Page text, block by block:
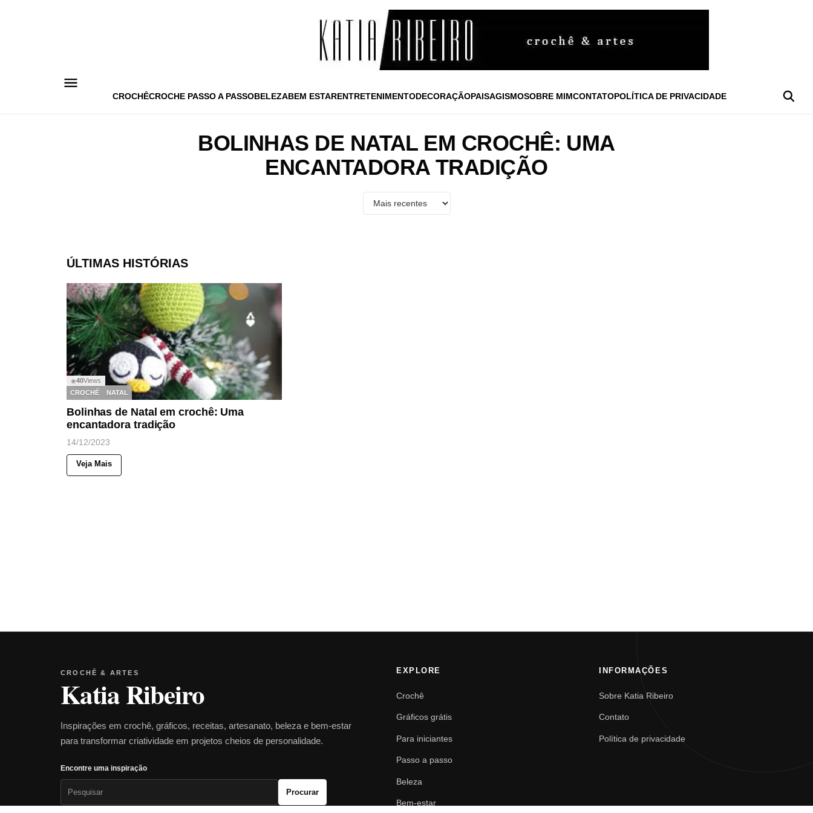
CROCHÊCROCHE PASSO A PASSOBELEZABEM ESTARENTRETENIMENTODECORAÇÃOPAISAGISMOSOBRE MIMCONTATOPOLÍTICA DE PRIVACIDADE
BOLINHAS DE NATAL EM CROCHÊ: UMA
ENCANTADORA TRADIÇÃO
ÚLTIMAS HISTÓRIAS
◉40Views
CROCHÊ
NATAL
Bolinhas de Natal em crochê: Uma
encantadora tradição
14/12/2023
Veja Mais
CROCHÊ & ARTES
Katia Ribeiro
Inspirações em crochê, gráficos, receitas, artesanato, beleza e bem-estar
para transformar criatividade em projetos cheios de personalidade.
Encontre uma inspiração
Procurar
EXPLORE
Crochê
Gráficos grátis
Para iniciantes
Passo a passo
Beleza
Bem-estar
INFORMAÇÕES
Sobre Katia Ribeiro
Contato
Política de privacidade